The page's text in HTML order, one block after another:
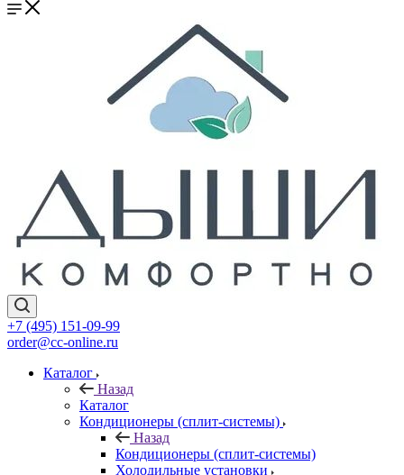
+7 (495) 151-09-99
order@cc-online.ru
Каталог
Назад
Каталог
Кондиционеры (сплит-системы)
Назад
Кондиционеры (сплит-системы)
Холодильные установки